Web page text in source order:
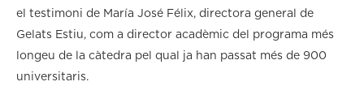
el testimoni de María José Félix, directora general de
Gelats Estiu, com a director acadèmic del programa més
longeu de la càtedra pel qual ja han passat més de 900
universitaris.